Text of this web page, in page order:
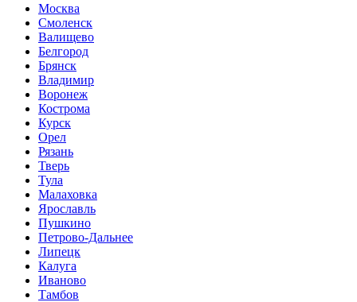
Москва
Смоленск
Валищево
Белгород
Брянск
Владимир
Воронеж
Кострома
Курск
Орел
Рязань
Тверь
Тула
Малаховка
Ярославль
Пушкино
Петрово-Дальнее
Липецк
Калуга
Иваново
Тамбов